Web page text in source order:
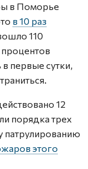
в Поморье
в 10 раз
110
первые сутки,
12
порядка трех
патрулированию
этого